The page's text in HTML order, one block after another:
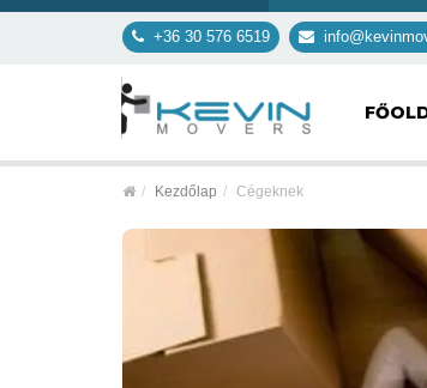
+36 30 576 6519
Kezdőlap Cégeknek